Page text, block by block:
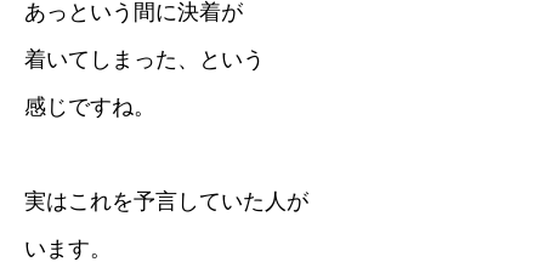
あっという間に決着が
着いてしまった、という
感じですね。
実はこれを予言していた人が
います。